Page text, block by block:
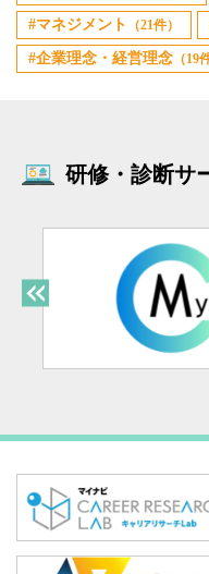
マネジメント （21件）
企業理念・経営理念 （19
研修・診断サ